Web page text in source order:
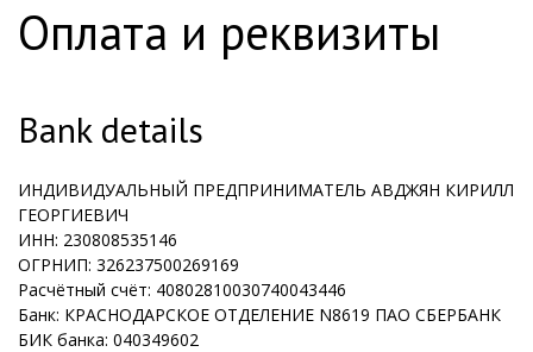
Оплата и реквизиты
Bank details
ИНДИВИДУАЛЬНЫЙ ПРЕДПРИНИМАТЕЛЬ АВДЖЯН КИРИЛЛ
ГЕОРГИЕВИЧ
ИНН: 230808535146
ОГРНИП: 326237500269169
Расчётный счёт: 40802810030740043446
Банк: КРАСНОДАРСКОЕ ОТДЕЛЕНИЕ N8619 ПАО СБЕРБАНК
БИК банка: 040349602